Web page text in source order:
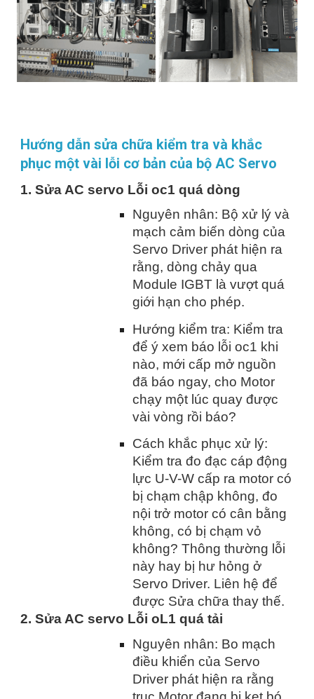
Hướng dẫn sửa chữa kiểm tra và khắc
phục một vài lỗi cơ bản của bộ AC Servo
1. Sửa AC servo Lỗi oc1 quá dòng
Nguyên nhân: Bộ xử lý và
mạch cảm biến dòng của
Servo Driver phát hiện ra
rằng, dòng chảy qua
Module IGBT là vượt quá
giới hạn cho phép.
Hướng kiểm tra: Kiểm tra
để ý xem báo lỗi oc1 khi
nào, mới cấp mở nguồn
đã báo ngay, cho Motor
chạy một lúc quay được
vài vòng rồi báo?
Cách khắc phục xử lý:
Kiểm tra đo đạc cáp động
lực U-V-W cấp ra motor có
bị chạm chập không, đo
nội trở motor có cân bằng
không, có bị chạm vỏ
không? Thông thường lỗi
này hay bị hư hỏng ở
Servo Driver. Liên hệ để
được Sửa chữa thay thế.
2. Sửa AC servo Lỗi oL1 quá tải
Nguyên nhân: Bo mạch
điều khiển của Servo
Driver phát hiện ra rằng